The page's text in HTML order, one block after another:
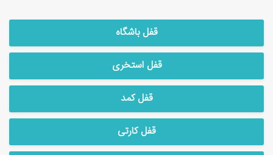
قفل باشگاه
قفل استخری
قفل کمد
قفل کارتی